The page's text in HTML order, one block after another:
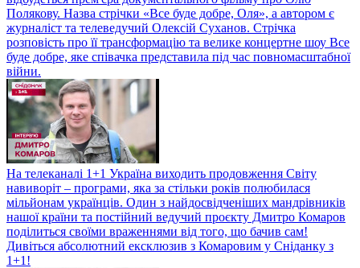
Полякову. Назва стрічки «Все буде добре, Оля», а автором є
журналіст та телеведучий Олексій Суханов. Стрічка
розповість про її трансформацію та велике концертне шоу Все
буде добре, яке співачка представила під час повномасштабної
війни.
На телеканалі 1+1 Україна виходить продовження Світу
навиворіт – програми, яка за стільки років полюбилася
мільйонам українців. Один з найдосвідченіших мандрівників
нашої країни та постійний ведучий проєкту Дмитро Комаров
поділиться своїми враженнями від того, що бачив сам!
Дивіться абсолютний ексклюзив з Комаровим у Сніданку з
1+1!